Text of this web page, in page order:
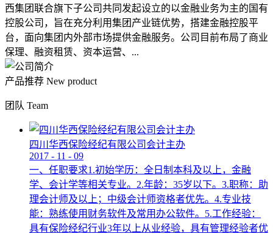
西集团联合旗下子公司共同发起设立的以金融业务为主的国有
控股公司，旨在充分利用集团产业链优势，搭建金融控股平
台，面向集团内外部市场提供金融服务。公司目前布局了商业
保理、融资租赁、资本运营、...
产品推荐 New product
团队 Team
四川华西保险经纪有限公司会计主办
2017 - 11 - 09
一、任职要求1.初始学历：全日制本科及以上，金融
学、会计学等相关专业。2.年龄：35岁以下。3.职称：助
理会计师及以上；中级会计师资格者优先。4.专业技
能：熟练使用财务软件及常用办公软件。5.工作经验：
具有保险经纪行业3年以上从业经验，具有管理经验者优